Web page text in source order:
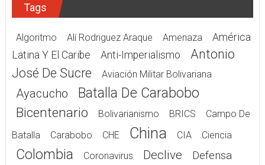
Tags
Algoritmo Alí Rodriguez Araque Amenaza
América
Latina Y El Caribe
Anti-Imperialismo
Antonio
José De Sucre
Aviación Militar Bolivariana
Ayacucho Batalla De Carabobo
Bicentenario Bolivarianismo BRICS
Campo De
Batalla
Carabobo CHE China CIA Ciencia
Colombia Coronavirus Declive
Defensa